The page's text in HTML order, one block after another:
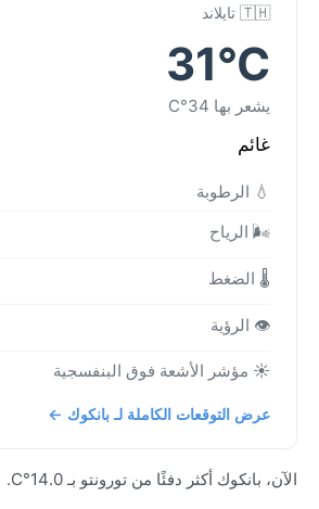
🇹🇭 تايلاند
31°C
يشعر بها 34°C
غائم
💧 الرطوبة
🌬️ الرياح
🌡️ الضغط
👁️ الرؤية
☀️ مؤشر الأشعة فوق البنفسجية
عرض التوقعات الكاملة لـ بانكوك ←
الآن، بانكوك أكثر دفئًا من تورونتو بـ 14.0°C.